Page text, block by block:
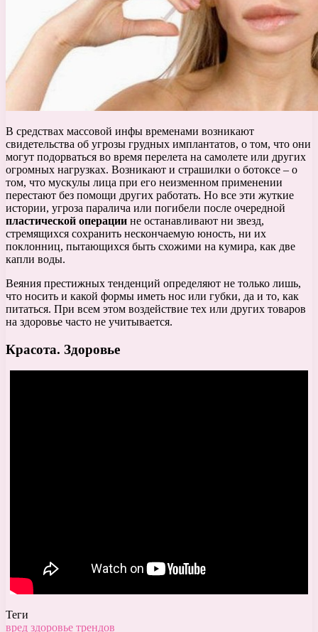
В средствах массовой инфы временами возникают
свидетельства об угрозы грудных имплантатов, о том, что они
могут подорваться во время перелета на самолете или других
огромных нагрузках. Возникают и страшилки о ботоксе – о
том, что мускулы лица при его неизменном применении
перестают без помощи других работать. Но все эти жуткие
истории, угроза паралича или погибели после очередной
пластической операции не останавливают ни звезд,
стремящихся сохранить нескончаемую юность, ни их
поклонниц, пытающихся быть схожими на кумира, как две
капли воды.
Веяния престижных тенденций определяют не только лишь,
что носить и какой формы иметь нос или губки, да и то, как
питаться. При всем этом воздействие тех или других товаров
на здоровье часто не учитывается.
Красота. Здоровье
Теги
вред здоровье трендов